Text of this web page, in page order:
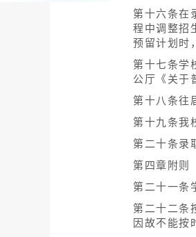
第十六条在
程中调整招
预留计划时
第十七条学
公厅《关于
第十八条往
第十九条我
第二十条录
第四章附则
第二十一条
第二十二条
因故不能按